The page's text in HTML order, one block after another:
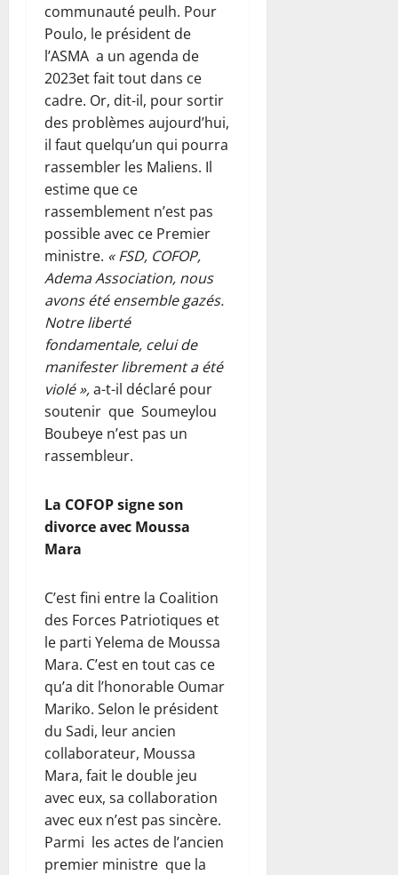
communauté peulh. Pour
Poulo, le président de
l’ASMA a un agenda de
2023et fait tout dans ce
cadre. Or, dit-il, pour sortir
des problèmes aujourd’hui,
il faut quelqu’un qui pourra
rassembler les Maliens. Il
estime que ce
rassemblement n’est pas
possible avec ce Premier
ministre. « FSD, COFOP,
Adema Association, nous
avons été ensemble gazés.
Notre liberté
fondamentale, celui de
manifester librement a été
violé »,a-t-il déclaré pour
soutenir que Soumeylou
Boubeye n’est pas un
rassembleur.
La COFOP signe son
divorce avec Moussa
Mara
C’est fini entre la Coalition
des Forces Patriotiques et
le parti Yelema de Moussa
Mara. C’est en tout cas ce
qu’a dit l’honorable Oumar
Mariko. Selon le président
du Sadi, leur ancien
collaborateur, Moussa
Mara, fait le double jeu
avec eux, sa collaboration
avec eux n’est pas sincère.
Parmi les actes de l’ancien
premier ministre que la